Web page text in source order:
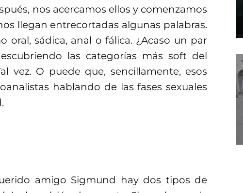
nos acercamos ellos y comenzamos
llegan entrecortadas algunas palabras.
oral, sádica, anal o fálica. ¿Acaso un par
las categorías más soft del
vez. O puede que, sencillamente, esos
hablando de las fases sexuales
amigo Sigmund hay dos tipos de